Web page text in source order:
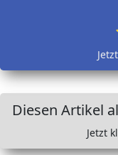
Diesen Artikel
Jetzt